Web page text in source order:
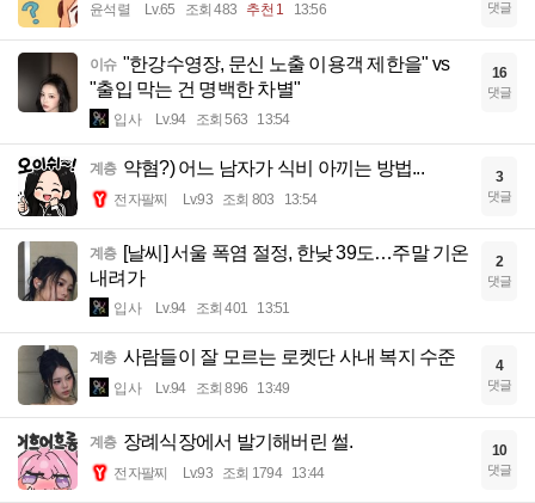
윤석렬 Lv.65 조회 483 추천 1 13:56 댓글
이슈 "한강수영장, 문신 노출 이용객 제한을" vs
"출입 막는 건 명백한 차별"
입사 Lv.94 조회 563 13:54
16
댓글
계층 약혐?) 어느 남자가 식비 아끼는 방법...
전자팔찌 Lv.93 조회 803 13:54
3
댓글
계층 [날씨] 서울 폭염 절정, 한낮 39도…주말 기온
내려가
입사 Lv.94 조회 401 13:51
2
댓글
계층 사람들이 잘 모르는 로켓단 사내 복지 수준
입사 Lv.94 조회 896 13:49
4
댓글
계층 장례식장에서 발기해버린 썰.
전자팔찌 Lv.93 조회 1794 13:44
10
댓글